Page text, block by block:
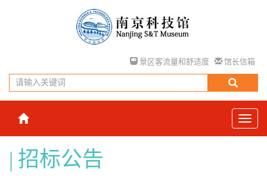
景区客流量和舒适度 馆长信箱
招标公告